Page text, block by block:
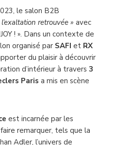
le salon B2B
retrouvée » avec
! ». Dans un contexte de
organisé par SAFI et RX
du plaisir à découvrir
d’intérieur à travers 3
Paris a mis en scène
est incarnée par les
remarquer, tels que la
Adler, l’univers de